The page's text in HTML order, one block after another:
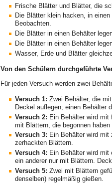
Frische Blätter und Blätter, die
Die Blätter klein hacken, in
Beobachten.
Die Blätter in einen Behälter
Die Blätter in einen Behälter
Wasser, Erde und Blätter
Von den Schülern durchgeführte
Für jeden Versuch werden zwei
Versuch 1: Zwei Behälter, die
Deckel auflegen; einen Behälter
Versuch 2: Ein Behälter wird mit
mit Blättern, die begonnen
Versuch 3: Ein Behälter wird
zerhackten Blättern.
Versuch 4: Ein Behälter wird
ein anderer nur mit Blättern.
Versuch 5: Zwei mit Blättern
denselben) regelmäßig gießen.